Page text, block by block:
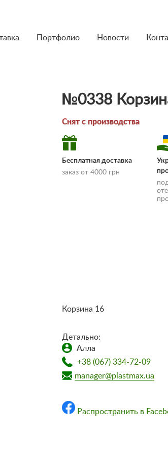
Портфолио Новости
Снят с производства
№0338
Снят с производства
Бесплатная доставка
заказ от 4000 грн
Корзина 16
Детально:
Алла
+38 (067) 334-72-09
manager@plastmax.ua
Распространить в